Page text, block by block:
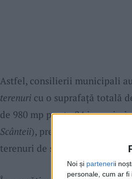
Noi și partenerii
personale, cum ar
Astfel, consilierii municipali
terenuricu o suprafață totală
de 980 mp pestr. 24 ianuarie,
Scânteii), precum și vânzarea
terenuri de sub acestea, de 4